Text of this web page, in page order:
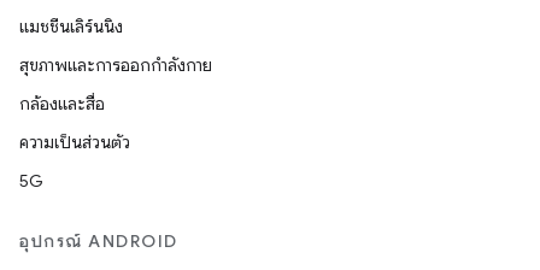
แมชชีนเลิร์นนิง
สุขภาพและการออกกำลังกาย
กล้องและสื่อ
ความเป็นส่วนตัว
5G
อุปกรณ์ ANDROID